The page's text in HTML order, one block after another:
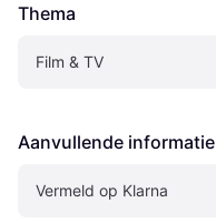
Thema
Film & TV
Aanvullende informatie
Vermeld op Klarna